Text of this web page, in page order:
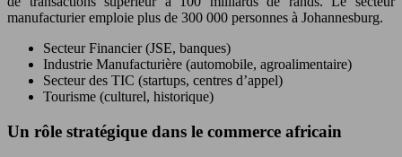
manufacturier emploie plus de 300 000 personnes à Johannesburg.
Secteur Financier (JSE, banques)
Industrie Manufacturière (automobile, agroalimentaire)
Secteur des TIC (startups, centres d’appel)
Tourisme (culturel, historique)
Un rôle stratégique dans le commerce africain